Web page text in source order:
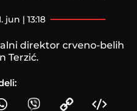
jun | 13:18
direktor crveno-belih
Terzić.